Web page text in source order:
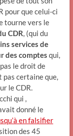
pour que celui-ci
tourne vers le
CDR, (qui du
services de
des comptes qui,
le droit de
pas certaine que,
le CDR.
qui ,
donné le
en falsifier
des 45